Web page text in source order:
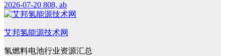
2026-07-20 808, ab
艾邦氢能源技术网
氢燃料电池行业资源汇总